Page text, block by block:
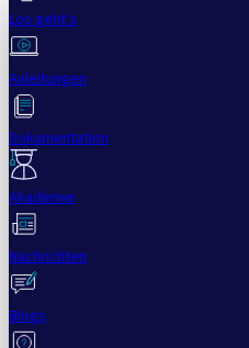
Los geht's
Anleitungen
Dokumentation
Akademie
Nachrichten
Blogs